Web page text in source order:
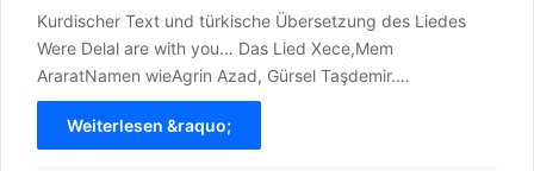
Kurdischer Text und türkische Übersetzung des Liedes
Were Delal are with you… Das Lied Xece,Mem
AraratNamen wieAgrin Azad, Gürsel Taşdemir.…
Weiterlesen &raquo;